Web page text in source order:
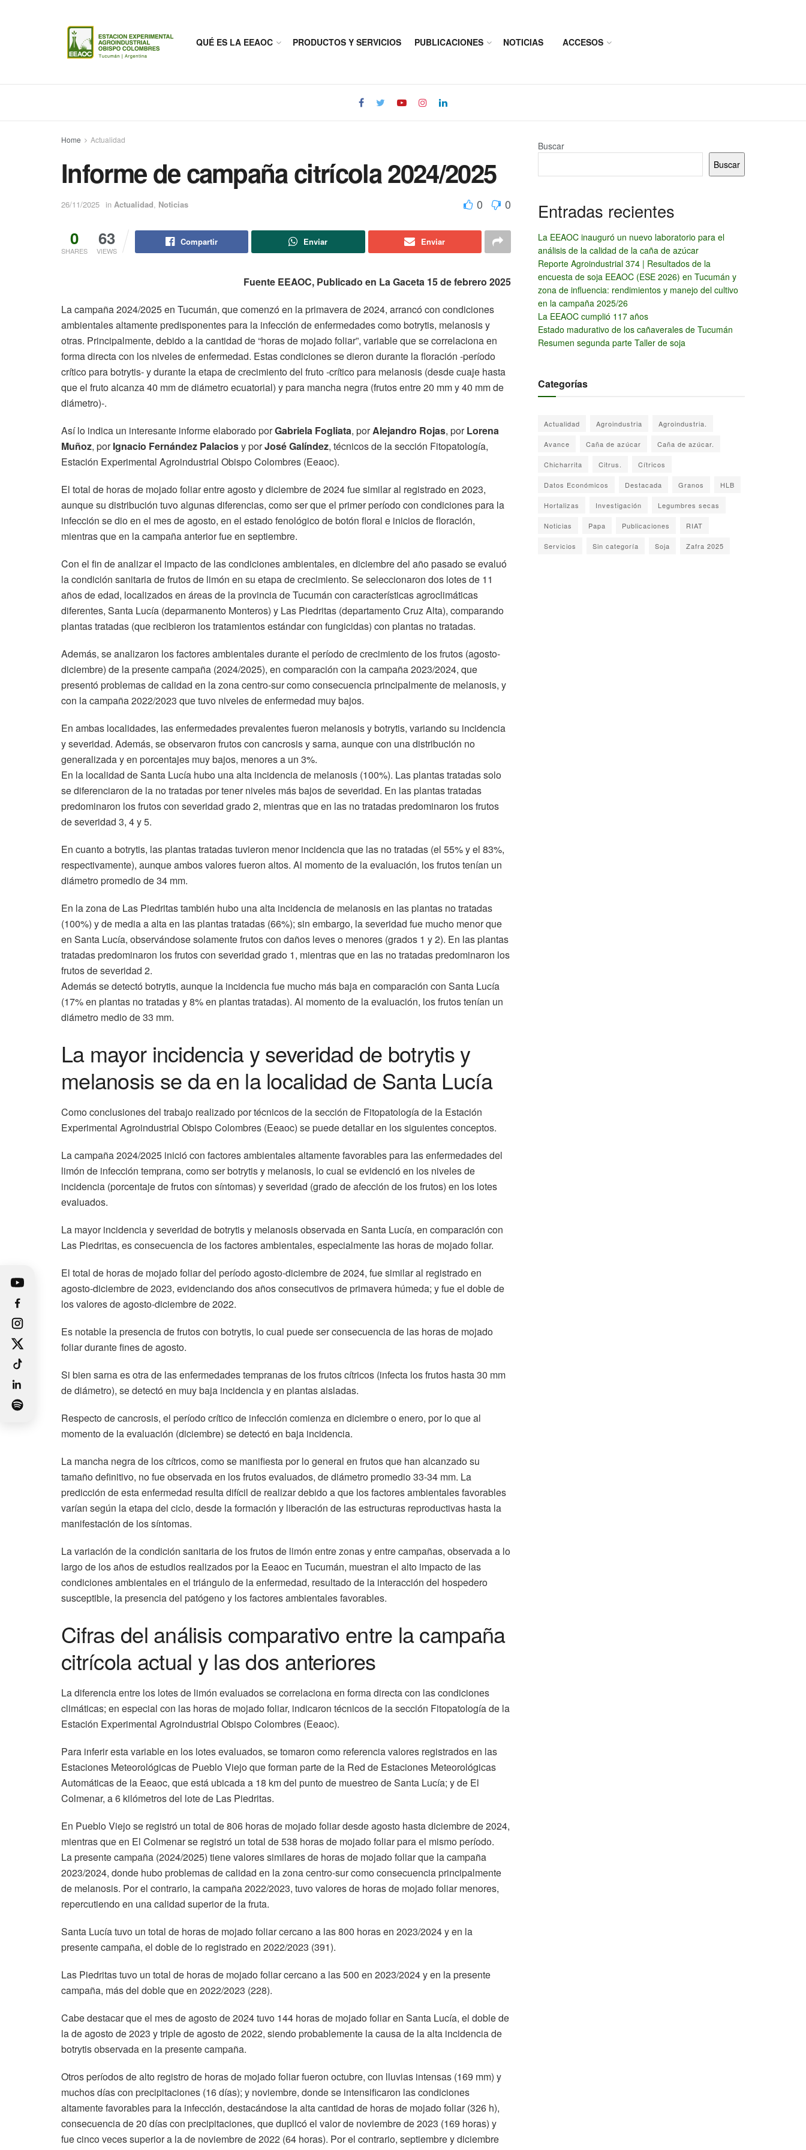
QUÉ ES LA EEAOC PRODUCTOS Y SERVICIOS PUBLICACIONES NOTICIAS ACCESOS
Home Actualidad
Informe de campaña citrícola 2024/2025
26/11/2025 in Actualidad, Noticias 0 0
0
SHARES
63
VIEWS
Compartir Enviar Enviar
Fuente EEAOC, Publicado en La Gaceta 15 de febrero 2025
La campaña 2024/2025 en Tucumán, que comenzó en la primavera de 2024, arrancó con condiciones
ambientales altamente predisponentes para la infección de enfermedades como botrytis, melanosis y
otras. Principalmente, debido a la cantidad de “horas de mojado foliar”, variable que se correlaciona en
forma directa con los niveles de enfermedad. Estas condiciones se dieron durante la floración -período
crítico para botrytis- y durante la etapa de crecimiento del fruto -crítico para melanosis (desde cuaje hasta
que el fruto alcanza 40 mm de diámetro ecuatorial) y para mancha negra (frutos entre 20 mm y 40 mm de
diámetro)-.
Así lo indica un interesante informe elaborado porGabriela Fogliata, porAlejandro Rojas, porLorena
Muñoz, porIgnacio Fernández Palaciosy porJosé Galíndez, técnicos de la sección Fitopatología,
Estación Experimental Agroindustrial Obispo Colombres (Eeaoc).
El total de horas de mojado foliar entre agosto y diciembre de 2024 fue similar al registrado en 2023,
aunque su distribución tuvo algunas diferencias, como ser que el primer período con condiciones para la
infección se dio en el mes de agosto, en el estado fenológico de botón floral e inicios de floración,
mientras que en la campaña anterior fue en septiembre.
Con el fin de analizar el impacto de las condiciones ambientales, en diciembre del año pasado se evaluó
la condición sanitaria de frutos de limón en su etapa de crecimiento. Se seleccionaron dos lotes de 11
años de edad, localizados en áreas de la provincia de Tucumán con características agroclimáticas
diferentes, Santa Lucía (deparmanento Monteros) y Las Piedritas (departamento Cruz Alta), comparando
plantas tratadas (que recibieron los tratamientos estándar con fungicidas) con plantas no tratadas.
Además, se analizaron los factores ambientales durante el período de crecimiento de los frutos (agosto-
diciembre) de la presente campaña (2024/2025), en comparación con la campaña 2023/2024, que
presentó problemas de calidad en la zona centro-sur como consecuencia principalmente de melanosis, y
con la campaña 2022/2023 que tuvo niveles de enfermedad muy bajos.
En ambas localidades, las enfermedades prevalentes fueron melanosis y botrytis, variando su incidencia
y severidad. Además, se observaron frutos con cancrosis y sarna, aunque con una distribución no
generalizada y en porcentajes muy bajos, menores a un 3%.
En la localidad de Santa Lucía hubo una alta incidencia de melanosis (100%). Las plantas tratadas solo
se diferenciaron de la no tratadas por tener niveles más bajos de severidad. En las plantas tratadas
predominaron los frutos con severidad grado 2, mientras que en las no tratadas predominaron los frutos
de severidad 3, 4 y 5.
En cuanto a botrytis, las plantas tratadas tuvieron menor incidencia que las no tratadas (el 55% y el 83%,
respectivamente), aunque ambos valores fueron altos. Al momento de la evaluación, los frutos tenían un
diámetro promedio de 34 mm.
En la zona de Las Piedritas también hubo una alta incidencia de melanosis en las plantas no tratadas
(100%) y de media a alta en las plantas tratadas (66%); sin embargo, la severidad fue mucho menor que
en Santa Lucía, observándose solamente frutos con daños leves o menores (grados 1 y 2). En las plantas
tratadas predominaron los frutos con severidad grado 1, mientras que en las no tratadas predominaron los
frutos de severidad 2.
Además se detectó botrytis, aunque la incidencia fue mucho más baja en comparación con Santa Lucía
(17% en plantas no tratadas y 8% en plantas tratadas). Al momento de la evaluación, los frutos tenían un
diámetro medio de 33 mm.
La mayor incidencia y severidad de botrytis y
melanosis se da en la localidad de Santa Lucía
Como conclusiones del trabajo realizado por técnicos de la sección de Fitopatología de la Estación
Experimental Agroindustrial Obispo Colombres (Eeaoc) se puede detallar en los siguientes conceptos.
La campaña 2024/2025 inició con factores ambientales altamente favorables para las enfermedades del
limón de infección temprana, como ser botrytis y melanosis, lo cual se evidenció en los niveles de
incidencia (porcentaje de frutos con síntomas) y severidad (grado de afección de los frutos) en los lotes
evaluados.
La mayor incidencia y severidad de botrytis y melanosis observada en Santa Lucía, en comparación con
Las Piedritas, es consecuencia de los factores ambientales, especialmente las horas de mojado foliar.
El total de horas de mojado foliar del período agosto-diciembre de 2024, fue similar al registrado en
agosto-diciembre de 2023, evidenciando dos años consecutivos de primavera húmeda; y fue el doble de
los valores de agosto-diciembre de 2022.
Es notable la presencia de frutos con botrytis, lo cual puede ser consecuencia de las horas de mojado
foliar durante fines de agosto.
Si bien sarna es otra de las enfermedades tempranas de los frutos cítricos (infecta los frutos hasta 30 mm
de diámetro), se detectó en muy baja incidencia y en plantas aisladas.
Respecto de cancrosis, el período crítico de infección comienza en diciembre o enero, por lo que al
momento de la evaluación (diciembre) se detectó en baja incidencia.
La mancha negra de los cítricos, como se manifiesta por lo general en frutos que han alcanzado su
tamaño definitivo, no fue observada en los frutos evaluados, de diámetro promedio 33-34 mm. La
predicción de esta enfermedad resulta difícil de realizar debido a que los factores ambientales favorables
varían según la etapa del ciclo, desde la formación y liberación de las estructuras reproductivas hasta la
manifestación de los síntomas.
La variación de la condición sanitaria de los frutos de limón entre zonas y entre campañas, observada a lo
largo de los años de estudios realizados por la Eeaoc en Tucumán, muestran el alto impacto de las
condiciones ambientales en el triángulo de la enfermedad, resultado de la interacción del hospedero
susceptible, la presencia del patógeno y los factores ambientales favorables.
Cifras del análisis comparativo entre la campaña
citrícola actual y las dos anteriores
La diferencia entre los lotes de limón evaluados se correlaciona en forma directa con las condiciones
climáticas; en especial con las horas de mojado foliar, indicaron técnicos de la sección Fitopatología de la
Estación Experimental Agroindustrial Obispo Colombres (Eeaoc).
Para inferir esta variable en los lotes evaluados, se tomaron como referencia valores registrados en las
Estaciones Meteorológicas de Pueblo Viejo que forman parte de la Red de Estaciones Meteorológicas
Automáticas de la Eeaoc, que está ubicada a 18 km del punto de muestreo de Santa Lucía; y de El
Colmenar, a 6 kilómetros del lote de Las Piedritas.
En Pueblo Viejo se registró un total de 806 horas de mojado foliar desde agosto hasta diciembre de 2024,
mientras que en El Colmenar se registró un total de 538 horas de mojado foliar para el mismo período.
La presente campaña (2024/2025) tiene valores similares de horas de mojado foliar que la campaña
2023/2024, donde hubo problemas de calidad en la zona centro-sur como consecuencia principalmente
de melanosis. Por el contrario, la campaña 2022/2023, tuvo valores de horas de mojado foliar menores,
repercutiendo en una calidad superior de la fruta.
Santa Lucía tuvo un total de horas de mojado foliar cercano a las 800 horas en 2023/2024 y en la
presente campaña, el doble de lo registrado en 2022/2023 (391).
Las Piedritas tuvo un total de horas de mojado foliar cercano a las 500 en 2023/2024 y en la presente
campaña, más del doble que en 2022/2023 (228).
Cabe destacar que el mes de agosto de 2024 tuvo 144 horas de mojado foliar en Santa Lucía, el doble de
la de agosto de 2023 y triple de agosto de 2022, siendo probablemente la causa de la alta incidencia de
botrytis observada en la presente campaña.
Otros períodos de alto registro de horas de mojado foliar fueron octubre, con lluvias intensas (169 mm) y
muchos días con precipitaciones (16 días); y noviembre, donde se intensificaron las condiciones
altamente favorables para la infección, destacándose la alta cantidad de horas de mojado foliar (326 h),
consecuencia de 20 días con precipitaciones, que duplicó el valor de noviembre de 2023 (169 horas) y
fue cinco veces superior a la de noviembre de 2022 (64 horas). Por el contrario, septiembre y diciembre
Buscar
Buscar
Entradas recientes
La EEAOC inauguró un nuevo laboratorio para el
análisis de la calidad de la caña de azúcar
Reporte Agroindustrial 374 | Resultados de la
encuesta de soja EEAOC (ESE 2026) en Tucumán y
zona de influencia: rendimientos y manejo del cultivo
en la campaña 2025/26
La EEAOC cumplió 117 años
Estado madurativo de los cañaverales de Tucumán
Resumen segunda parte Taller de soja
Categorías
Actualidad Agroindustria Agroindustria.
Avance Caña de azúcar Caña de azúcar.
Chicharrita Citrus. Cítricos
Datos Económicos Destacada Granos HLB
Hortalizas Investigación Legumbres secas
Noticias Papa Publicaciones RIAT
Servicios Sin categoría Soja Zafra 2025